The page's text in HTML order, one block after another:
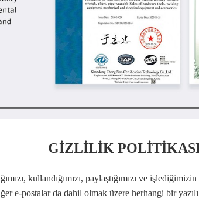
GİZLİLİK
kullandığımızı, paylaştığımızı ve
e-postalar da dahil olmak üzere herhangi bir